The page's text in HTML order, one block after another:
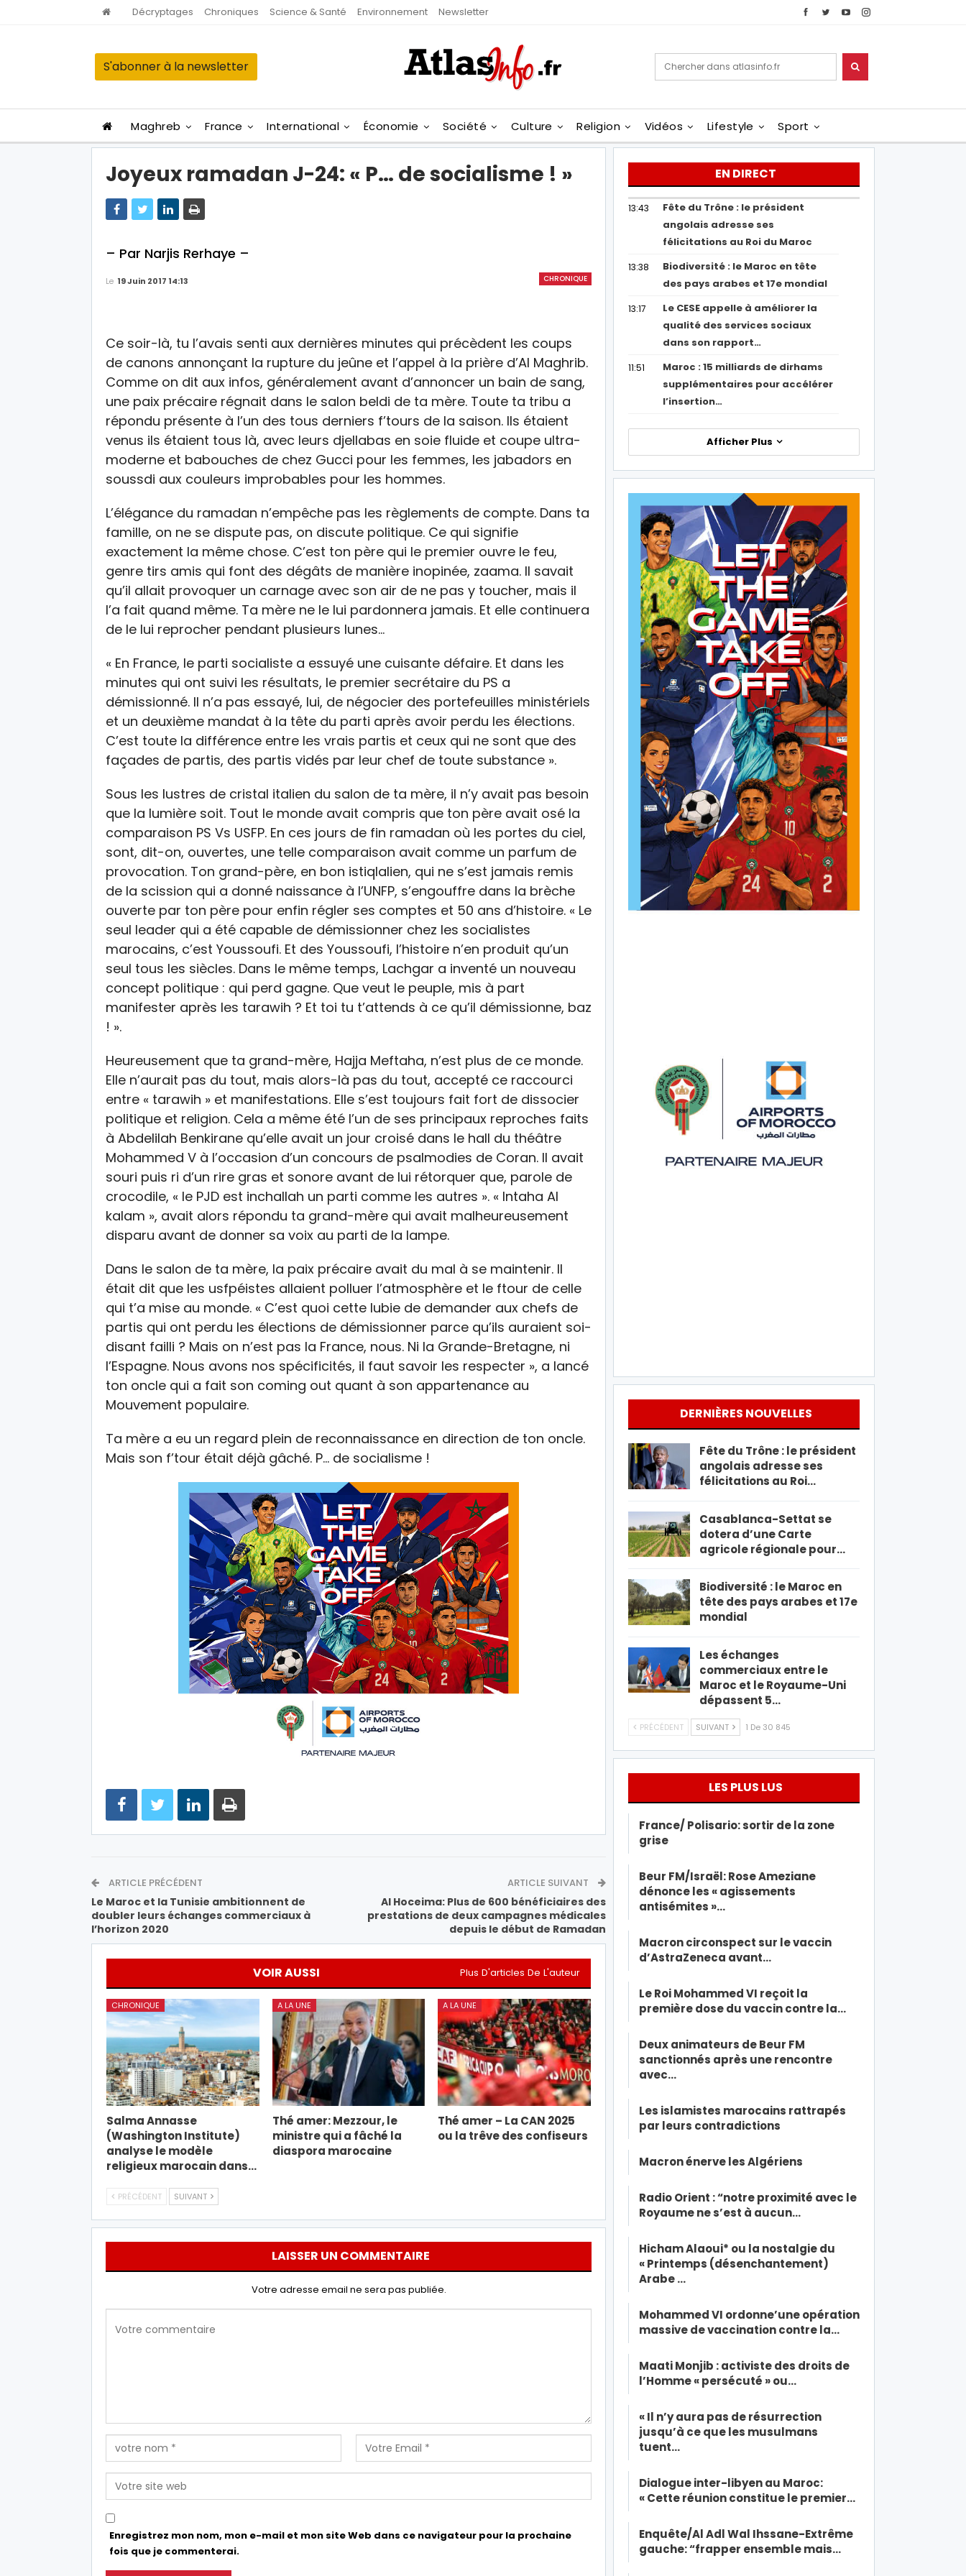
Décryptages Chroniques Science & Santé Environnement Newsletter
S'abonner à la newsletter
Maghreb France International Économie Société Culture Religion Vidéos Lifestyle Sport
Joyeux ramadan J-24: « P… de socialisme ! »
– Par Narjis Rerhaye –
CHRONIQUE
Le 19 Juin 2017 14:13
Ce soir-là, tu l’avais senti aux dernières minutes qui précèdent les coups
de canons annonçant la rupture du jeûne et l’appel à la prière d’Al Maghrib.
Comme on dit aux infos, généralement avant d’annoncer un bain de sang,
une paix précaire régnait dans le salon beldi de ta mère. Toute ta tribu a
répondu présente à l’un des tous derniers f’tours de la saison. Ils étaient
venus ils étaient tous là, avec leurs djellabas en soie fluide et coupe ultra-
moderne et babouches de chez Gucci pour les femmes, les jabadors en
soussdi aux couleurs improbables pour les hommes.
L’élégance du ramadan n’empêche pas les règlements de compte. Dans ta
famille, on ne se dispute pas, on discute politique. Ce qui signifie
exactement la même chose. C’est ton père qui le premier ouvre le feu,
genre tirs amis qui font des dégâts de manière inopinée, zaama. Il savait
qu’il allait provoquer un carnage avec son air de ne pas y toucher, mais il
l’a fait quand même. Ta mère ne le lui pardonnera jamais. Et elle continuera
de le lui reprocher pendant plusieurs lunes…
« En France, le parti socialiste a essuyé une cuisante défaire. Et dans les
minutes qui ont suivi les résultats, le premier secrétaire du PS a
démissionné. Il n’a pas essayé, lui, de négocier des portefeuilles ministériels
et un deuxième mandat à la tête du parti après avoir perdu les élections.
C’est toute la différence entre les vrais partis et ceux qui ne sont que des
façades de partis, des partis vidés par leur chef de toute substance ».
Sous les lustres de cristal italien du salon de ta mère, il n’y avait pas besoin
que la lumière soit. Tout le monde avait compris que ton père avait osé la
comparaison PS Vs USFP. En ces jours de fin ramadan où les portes du ciel,
sont, dit-on, ouvertes, une telle comparaison avait comme un parfum de
provocation. Ton grand-père, en bon istiqlalien, qui ne s’est jamais remis
de la scission qui a donné naissance à l’UNFP, s’engouffre dans la brèche
ouverte par ton père pour enfin régler ses comptes et 50 ans d’histoire. « Le
seul leader qui a été capable de démissionner chez les socialistes
marocains, c’est Youssoufi. Et des Youssoufi, l’histoire n’en produit qu’un
seul tous les siècles. Dans le même temps, Lachgar a inventé un nouveau
concept politique : qui perd gagne. Que veut le peuple, mis à part
manifester après les tarawih ? Et toi tu t’attends à ce qu’il démissionne, baz
! ».
Heureusement que ta grand-mère, Hajja Meftaha, n’est plus de ce monde.
Elle n’aurait pas du tout, mais alors-là pas du tout, accepté ce raccourci
entre « tarawih » et manifestations. Elle s’est toujours fait fort de dissocier
politique et religion. Cela a même été l’un de ses principaux reproches faits
à Abdelilah Benkirane qu’elle avait un jour croisé dans le hall du théâtre
Mohammed V à l’occasion d’un concours de psalmodies de Coran. Il avait
souri puis ri d’un rire gras et sonore avant de lui rétorquer que, parole de
crocodile, « le PJD est inchallah un parti comme les autres ». « Intaha Al
kalam », avait alors répondu ta grand-mère qui avait malheureusement
disparu avant de donner sa voix au parti de la lampe.
Dans le salon de ta mère, la paix précaire avait du mal à se maintenir. Il
était dit que les usfpéistes allaient polluer l’atmosphère et le ftour de celle
qui t’a mise au monde. « C’est quoi cette lubie de demander aux chefs de
partis qui ont perdu les élections de démissionner parce qu’ils auraient soi-
disant failli ? Mais on n’est pas la France, nous. Ni la Grande-Bretagne, ni
l’Espagne. Nous avons nos spécificités, il faut savoir les respecter », a lancé
ton oncle qui a fait son coming out quant à son appartenance au
Mouvement populaire.
Ta mère a eu un regard plein de reconnaissance en direction de ton oncle.
Mais son f’tour était déjà gâché. P… de socialisme !
ARTICLE PRÉCÉDENT
Le Maroc et la Tunisie ambitionnent de
doubler leurs échanges commerciaux à
l’horizon 2020
ARTICLE SUIVANT
Al Hoceima: Plus de 600 bénéficiaires des
prestations de deux campagnes médicales
depuis le début de Ramadan
VOIR AUSSI Plus D'articles De L'auteur
CHRONIQUE
Salma Annasse
(Washington Institute)
analyse le modèle
religieux marocain dans…
A LA UNE
Thé amer: Mezzour, le
ministre qui a fâché la
diaspora marocaine
A LA UNE
Thé amer – La CAN 2025
ou la trêve des confiseurs
PRÉCÉDENT SUIVANT
LAISSER UN COMMENTAIRE
Votre adresse email ne sera pas publiée.
Enregistrez mon nom, mon e-mail et mon site Web dans ce navigateur pour la prochaine
fois que je commenterai.
EN DIRECT
13:43
Fête du Trône : le président
angolais adresse ses
félicitations au Roi du Maroc
13:38
Biodiversité : le Maroc en tête
des pays arabes et 17e mondial
13:17
Le CESE appelle à améliorer la
qualité des services sociaux
dans son rapport…
11:51
Maroc : 15 milliards de dirhams
supplémentaires pour accélérer
l’insertion…
Afficher Plus
DERNIÈRES NOUVELLES
Fête du Trône : le président
angolais adresse ses
félicitations au Roi…
Casablanca-Settat se
dotera d’une Carte
agricole régionale pour…
Biodiversité : le Maroc en
tête des pays arabes et 17e
mondial
Les échanges
commerciaux entre le
Maroc et le Royaume-Uni
dépassent 5…
PRÉCÉDENT SUIVANT 1 De 30 845
LES PLUS LUS
France/ Polisario: sortir de la zone
grise
Beur FM/Israël: Rose Ameziane
dénonce les « agissements
antisémites »…
Macron circonspect sur le vaccin
d’AstraZeneca avant…
Le Roi Mohammed VI reçoit la
première dose du vaccin contre la…
Deux animateurs de Beur FM
sanctionnés après une rencontre
avec…
Les islamistes marocains rattrapés
par leurs contradictions
Macron énerve les Algériens
Radio Orient : “notre proximité avec le
Royaume ne s’est à aucun…
Hicham Alaoui* ou la nostalgie du
« Printemps (désenchantement)
Arabe …
Mohammed VI ordonne’une opération
massive de vaccination contre la…
Maati Monjib : activiste des droits de
l’Homme « persécuté » ou…
« Il n’y aura pas de résurrection
jusqu’à ce que les musulmans
tuent…
Dialogue inter-libyen au Maroc:
« Cette réunion constitue le premier…
Enquête/Al Adl Wal Ihssane-Extrême
gauche: “frapper ensemble mais…